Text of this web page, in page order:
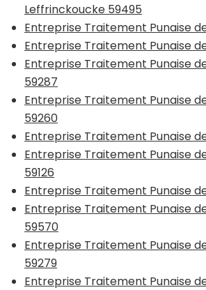
Leffrinckoucke 59495
Entreprise Traitement Punaise
Entreprise Traitement Punaise
Entreprise Traitement Punaise
59287
Entreprise Traitement Punaise
59260
Entreprise Traitement Punaise
Entreprise Traitement Punaise
59126
Entreprise Traitement Punaise
Entreprise Traitement Punaise
59570
Entreprise Traitement Punaise
59279
Entreprise Traitement Punaise